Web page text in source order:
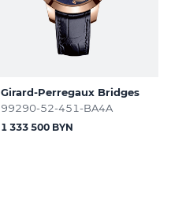
Girard-Perregaux Bridges
99290-52-451-BA4A
1 333 500 BYN